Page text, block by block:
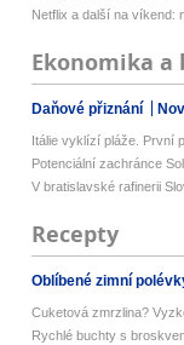
Netflix a další na víkend:
Ekonomika a
Daňové přiznání
Itálie vyklízí pláže. První
Potenciální zachránce
V bratislavské rafinerii
Recepty
Oblíbené zimní
Cuketová zmrzlina?
Rychlé buchty s